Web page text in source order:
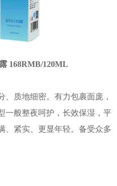
168RMB/120ML
质地细密。有力包裹面庞，
一般整夜呵护，长效保湿，平
、紧实、更显年轻。备受众多